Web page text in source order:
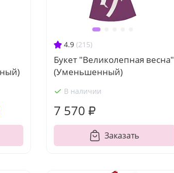
4.9 (215)
Букет "Великолепная весна"
(Уменьшенный)
В наличии
7 570 ₽
Заказать